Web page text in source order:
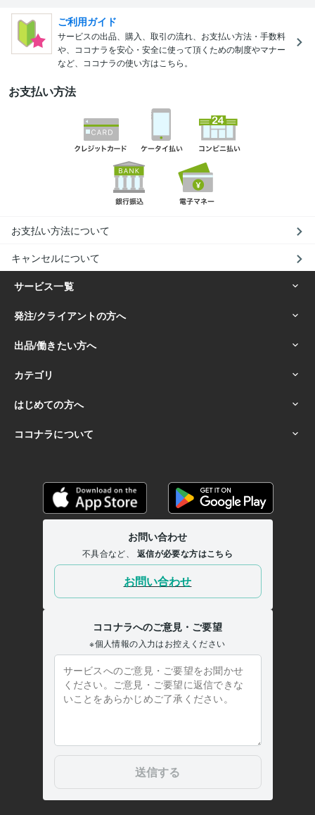
ご利用ガイド
サービスの出品、購入、取引の流れ、お支払い方法・手数料
や、ココナラを安心・安全に使って頂くための制度やマナー
など、ココナラの使い方はこちら。
お支払い方法
お支払い方法について
キャンセルについて